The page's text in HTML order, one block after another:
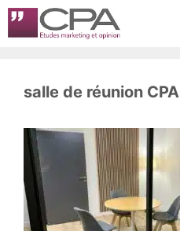
Aller
au
salle de réunion CPA